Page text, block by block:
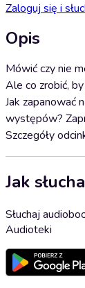
Zaloguj się i
Opis
Mówić czy nie
Ale co zrobić,
Jak zapanować
występów?
Szczegóły
Jak
Słuchaj
Audioteki